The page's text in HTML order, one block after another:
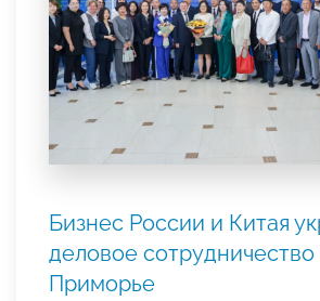
Бизнес России и Китая
деловое сотрудничество
Приморье